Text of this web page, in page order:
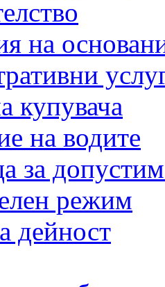
на
купувача
на водите
за
режим
дейност